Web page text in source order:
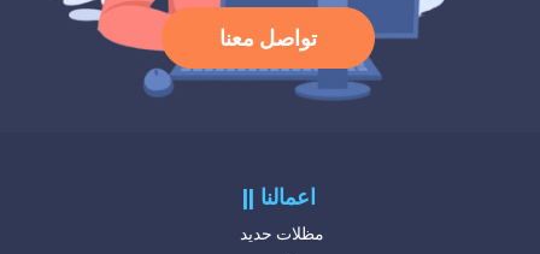
تواصل معنا
مظلات حديد